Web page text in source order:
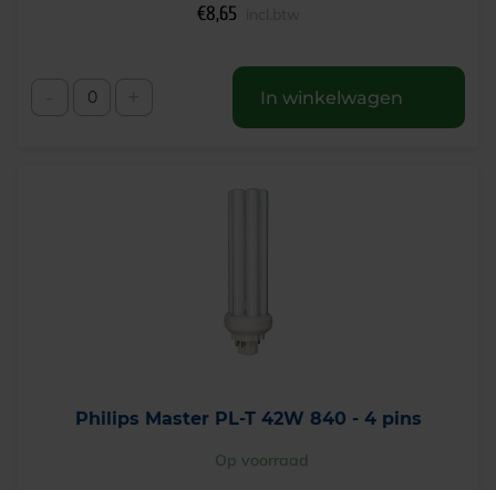
€8,65
In winkelwagen
Philips Master PL-T 42W 840 - 4 pins
Op voorraad